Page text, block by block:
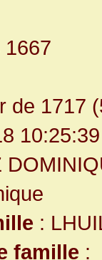
1667
de 1717
10:25:39
:
famille :